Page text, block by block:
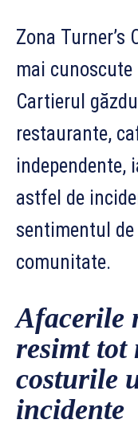
Zona Turner’s
mai
Cartierul
restaurante,
independente,
astfel de
sentimentul
comunitate.
Afacerile
resimt tot
costurile
incidente